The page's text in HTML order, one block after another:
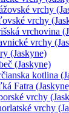
vrchy
vrchy
vrchovina
vrchy
(Jaskyne)
(Jaskyne)
kotlina
Fatra
vrchy
vrchy